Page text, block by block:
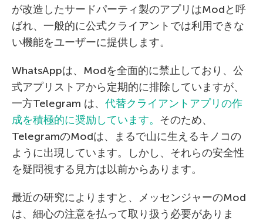
が改造したサードパーティ製のアプリはModと呼
ばれ、一般的に公式クライアントでは利用できな
い機能をユーザーに提供します。
WhatsAppは、Modを全面的に禁止しており、公
式アプリストアから定期的に排除していますが、
一方Telegram は、 代替クライアントアプリの作
成を積極的に奨励しています。 そのため、
TelegramのModは、まるで山に生えるキノコの
ように出現しています。しかし、それらの安全性
を疑問視する見方は以前からあります。
最近の研究によりますと、メッセンジャーのMod
は、細心の注意を払って取り扱う必要がありま